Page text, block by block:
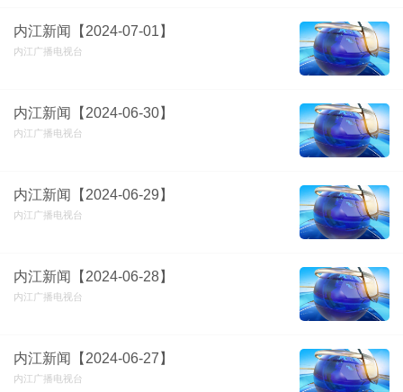
内江新闻【2024-07-01】
内江广播电视台
内江新闻【2024-06-30】
内江广播电视台
内江新闻【2024-06-29】
内江广播电视台
内江新闻【2024-06-28】
内江广播电视台
内江新闻【2024-06-27】
内江广播电视台